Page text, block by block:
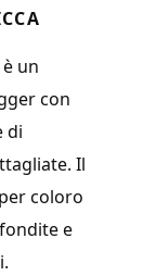
un
con
di
Il
coloro
e